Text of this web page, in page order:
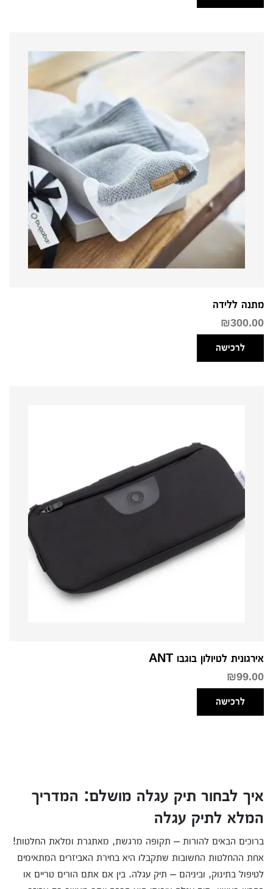
מתנה ללידה
₪300.00
לרכישה
אירגונית לטיולון בוגבו ANT
₪99.00
לרכישה
איך לבחור תיק עגלה מושלם: המדריך
המלא לתיק עגלה
ברוכים הבאים להורות – תקופה מרגשת, מאתגרת ומלאת החלטות!
אחת ההחלטות החשובות שתקבלו היא בחירת האביזרים המתאימים
לטיפול בתינוק, וביניהם – תיק עגלה. בין אם אתם הורים טריים או